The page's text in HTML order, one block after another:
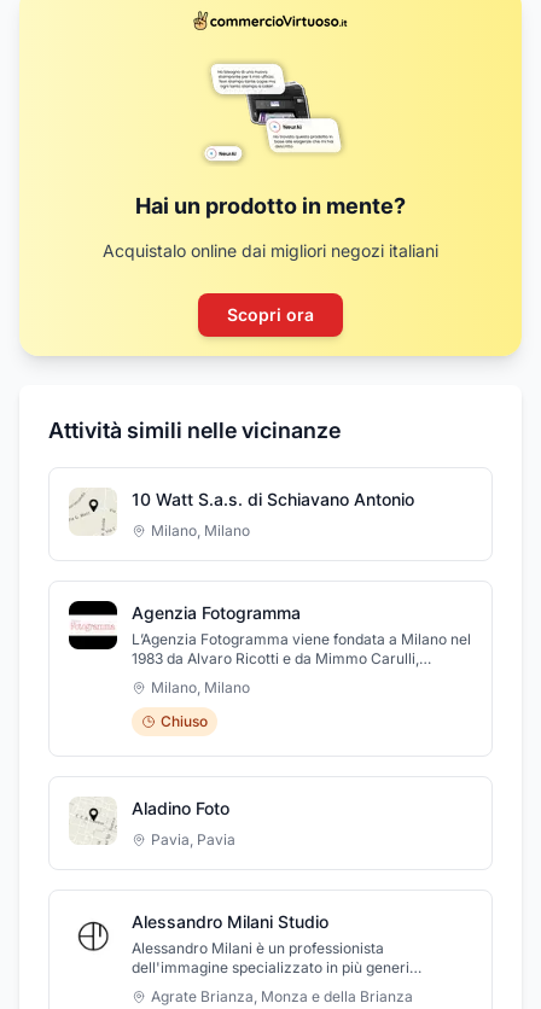
Hai un prodotto in mente?
Acquistalo online dai migliori negozi italiani
Scopri ora
Attività simili nelle vicinanze
10 Watt S.a.s. di Schiavano Antonio
Milano, Milano
Agenzia Fotogramma
L’Agenzia Fotogramma viene fondata a Milano nel
1983 da Alvaro Ricotti e da Mimmo Carulli,
fotografo de l’Unità. L’agenzia opera per i
principali quotidiano nell'ambito del
fotogiornalismo, dalla politica alla cronaca,
producendo foto e video per importanti testate
giornalistiche come La Repubblica, Corriere della
sera e per gruppi editoriali come RCS, Mediaset,
esperienza a disposizione della clientela
istituzionale permettendo loro di farsi conoscere
tramite foto e video di eventi aziendali, di spazi e
strutture. Ci occupiamo di fotografia
professionale, industriale, pubblicitaria, servizi
effettuiamo stampa e ritocchi fotografici.
Contattateci per qualsiasi informazione o venite a
trovarci in studio in Via Pasquale Paoli 8 a Milano.
Milano, Milano
Chiuso
Aladino Foto
Pavia, Pavia
Alessandro Milani Studio
Alessandro Milani è un professionista
dell'immagine specializzato in più generi
fotografici. Da anni opera come fotografo nelle
Agrate Brianza, Monza e della Brianza